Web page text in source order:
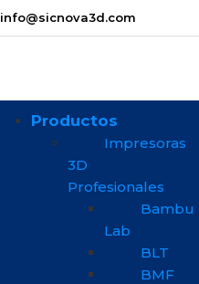
info@sicnova3d.com
Productos
Impresoras
3D
Profesionales
Bambu
Lab
BLT
BMF